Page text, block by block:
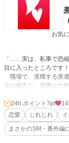
お気
「……実は、私事で恐
目に入ったところです！
職場で、退職する派
女の彼氏だ。交際は六
自身が摩耗するくらい
それでも、関係を続け
いもよらぬ救いの手が
「――夏妃。キスして
かくして、二人の、じ
24h.ポイント 7pt
14
恋愛
じれじれ
まさかのSM・番外編